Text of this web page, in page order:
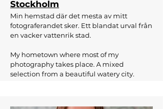
Stockholm
Min hemstad där det mesta av mitt
fotograferandet sker. Ett blandat urval från
en vacker vattenrik stad.
My hometown where most of my
photography takes place. A mixed
selection from a beautiful watery city.